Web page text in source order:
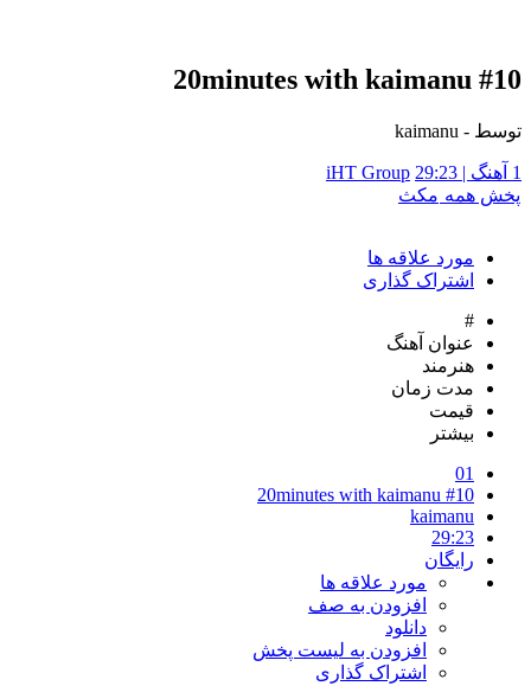
#10 20minutes with kaimanu
توسط - kaimanu
1 آهنگ | 29:23
iHT Group
پخش همه مکث
مورد علاقه ها
اشتراک گذاری
#
عنوان آهنگ
هنرمند
مدت زمان
قیمت
بیشتر
01
#10 20minutes with kaimanu
kaimanu
29:23
رایگان
مورد علاقه ها
افزودن به صف
دانلود
افزودن به لیست پخش
اشتراک گذاری